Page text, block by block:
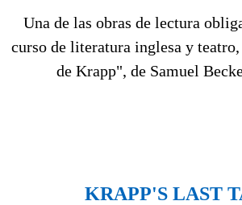
Una de las obras de lectura
curso de literatura inglesa y
de Krapp", de Samuel
KRAPP'S LAST